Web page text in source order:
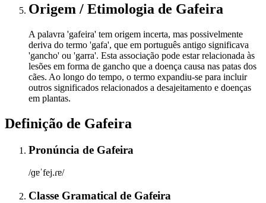
Origem / Etimologia de Gafeira
A palavra 'gafeira' tem origem incerta, mas possivelmente
deriva do termo 'gafa', que em português antigo significava
'gancho' ou 'garra'. Esta associação pode estar relacionada às
lesões em forma de gancho que a doença causa nas patas dos
cães. Ao longo do tempo, o termo expandiu-se para incluir
outros significados relacionados a desajeitamento e doenças
em plantas.
Definição de Gafeira
Pronúncia de Gafeira
/ɡɐˈfej.ɾɐ/
Classe Gramatical de Gafeira